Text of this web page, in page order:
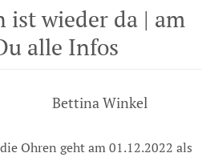
ist wieder da | am
alle Infos
Bettina Winkel
Ohren geht am 01.12.2022 als